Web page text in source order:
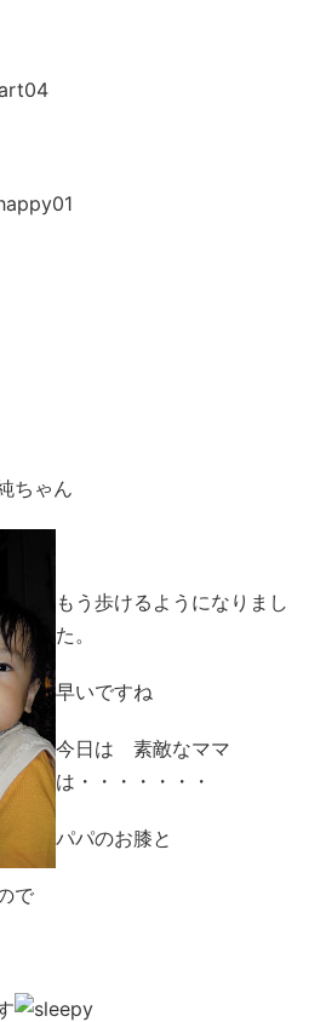
ちゃん
もう歩けるようになりまし
た。
早いですね
今日は 素敵なママ
は・・・・・・・
パパのお膝と
で